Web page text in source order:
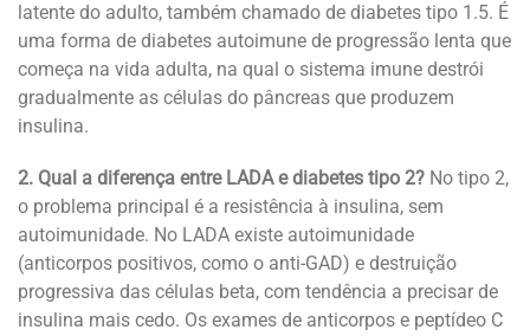
latente do adulto, também chamado de diabetes tipo 1.5. É
uma forma de diabetes autoimune de progressão lenta que
começa na vida adulta, na qual o sistema imune destrói
gradualmente as células do pâncreas que produzem
insulina.
2. Qual a diferença entre LADA e diabetes tipo 2? No tipo 2,
o problema principal é a resistência à insulina, sem
autoimunidade. No LADA existe autoimunidade
(anticorpos positivos, como o anti-GAD) e destruição
progressiva das células beta, com tendência a precisar de
insulina mais cedo. Os exames de anticorpos e peptídeo C